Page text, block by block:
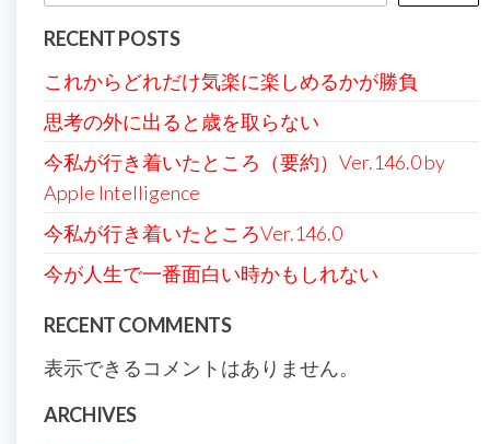
ジ
送
り
RECENT POSTS
これからどれだけ気楽に楽しめるかが勝負
思考の外に出ると歳を取らない
今私が行き着いたところ（要約）Ver.146.0 by
Apple Intelligence
今私が行き着いたところVer.146.0
今が人生で一番面白い時かもしれない
RECENT COMMENTS
表示できるコメントはありません。
ARCHIVES